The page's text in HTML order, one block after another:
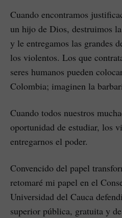
Cuando encontramos
un hijo de Dios, destruimos
y le entregamos las grandes
los violentos. Los que
seres humanos pueden
Colombia; imaginen la
Cuando todos nuestros
oportunidad de estudiar, los
entregarnos el poder.
Convencido del papel
retomaré mi papel en el
Universidad del Cauca
superior pública, gratuita y